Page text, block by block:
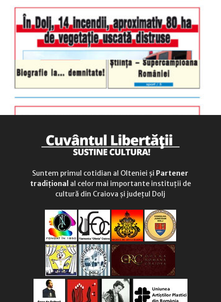
duminică
9.00 - 12.00
Suntem primul cotidian al Olteniei și Partener
tradițional al celor mai importante instituții de
cultură din Craiova și județul Dolj